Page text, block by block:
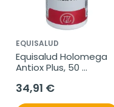
EQUISALUD
Equisalud Holomega
Antiox Plus, 50
34,91 €